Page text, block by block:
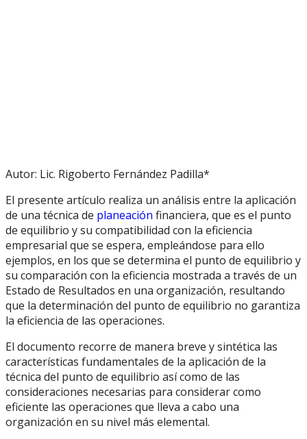
Autor: Lic. Rigoberto Fernández Padilla*
El presente artículo realiza un análisis entre la aplicación
de una técnica de planeación financiera, que es el punto
de equilibrio y su compatibilidad con la eficiencia
empresarial que se espera, empleándose para ello
ejemplos, en los que se determina el punto de equilibrio y
su comparación con la eficiencia mostrada a través de un
Estado de Resultados en una organización, resultando
que la determinación del punto de equilibrio no garantiza
la eficiencia de las operaciones.
El documento recorre de manera breve y sintética las
características fundamentales de la aplicación de la
técnica del punto de equilibrio así como de las
consideraciones necesarias para considerar como
eficiente las operaciones que lleva a cabo una
organización en su nivel más elemental.